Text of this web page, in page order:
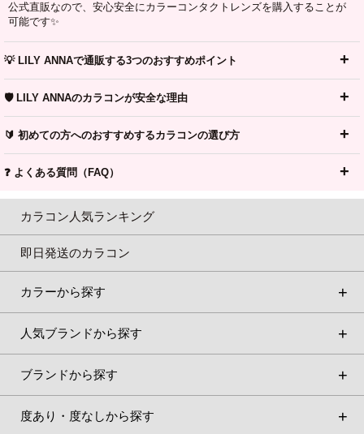
公式直販なので、安心安全にカラーコンタクトレンズを購入することが
可能です✨
💡 LILY ANNAで通販する3つのおすすめポイント
🛡️ LILY ANNAのカラコンが安全な理由
🔰 初めての方へのおすすめするカラコンの選び方
❓ よくある質問（FAQ）
カラコン人気ランキング
即日発送のカラコン
カラーから探す
人気ブランドから探す
ブランドから探す
度あり・度なしから探す